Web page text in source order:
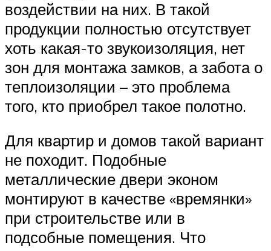
воздействии на них. В такой
продукции полностью отсутствует
хоть какая-то звукоизоляция, нет
зон для монтажа замков, а забота о
теплоизоляции – это проблема
того, кто приобрел такое полотно.
Для квартир и домов такой вариант
не походит. Подобные
металлические двери эконом
монтируют в качестве «времянки»
при строительстве или в
подсобные помещения. Что